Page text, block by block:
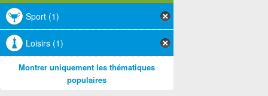
Sport (1)
Loisirs (1)
Montrer uniquement les thématiques
populaires